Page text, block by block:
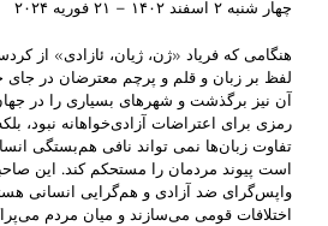
چهار شنبه ۲ اسفند ۱۴۰۲ – ۲۱ فوريه ۲۰۲۴
هنگامی که فریاد «ژن، ژیان، ئازادی» از
لفظ بر زبان و قلم و پرچم معترضان در جای
آن نیز برگذشت و شهرهای بسیاری را در
رمزی برای اعتراضات آزادی‌خواهانه نبود،
تفاوت زبان‌ها نمی تواند نافی هم‌بستگی
است پیوند مردمان را مستحکم کند. این
واپس‌گرای ضد آزادی و هم‌گرایی انسانی
اختلافات قومی می‌سازند و میان مردم